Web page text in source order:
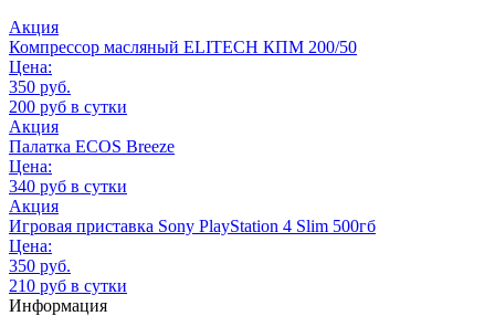
Акция
Компрессор масляный ELITECH КПМ 200/50
Цена:
350 руб.
200 руб в сутки
Акция
Палатка ECOS Breeze
Цена:
340 руб в сутки
Акция
Игровая приставка Sony PlayStation 4 Slim 500гб
Цена:
350 руб.
210 руб в сутки
Информация